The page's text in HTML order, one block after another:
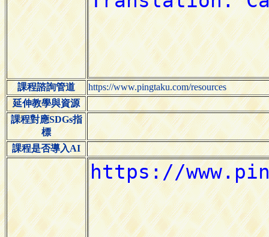
課程諮詢管道
https://www.pingtaku.com/resources
延伸教學與資源
課程對應SDGs指
標
課程是否導入AI